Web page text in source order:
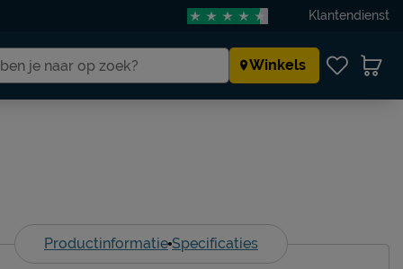
Klantendienst
Winkels
Productinformatie Specificaties